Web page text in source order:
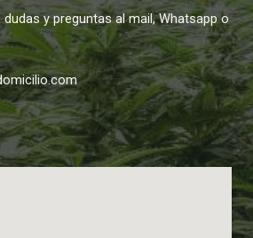
y preguntas al mail, Whatsapp o